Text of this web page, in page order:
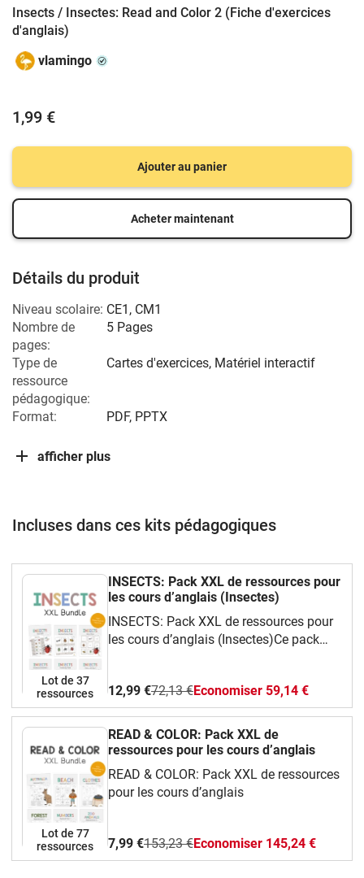
Insects / Insectes: Read and Color 2 (Fiche d'exercices
d'anglais)
vlamingo
1,99 €
Ajouter au panier
Acheter maintenant
Détails du produit
Niveau scolaire: CE1 , CM1
Nombre de
pages:
5 Pages
Type de
ressource
pédagogique:
Cartes d'exercices, Matériel interactif
Format: PDF, PPTX
afficher plus
Incluses dans ces kits pédagogiques
Lot de 37
ressources
INSECTS: Pack XXL de ressources pour
les cours d’anglais (Insectes)
INSECTS: Pack XXL de ressources pour
les cours d’anglais (Insectes)Ce pack
utiliser en classe d’anglais.Tu y
trouveras :Des cartes de vocabulaire
illustrées (flashcards) pour apprendre les
mots essentiels,Des jeux amusants :
Who has…?,Des fiches d’activités
différenciées, pour tous les niveaux,Des
découper pour des activités manuelles et
créatives.Ce pack permet de travailler :Le
12,99 €72,13 €Economiser 59,14 €
Lot de 77
ressources
READ & COLOR: Pack XXL de
ressources pour les cours d’anglais
READ & COLOR: Pack XXL de ressources
pour les cours d’anglais
7,99 €153,23 €Economiser 145,24 €